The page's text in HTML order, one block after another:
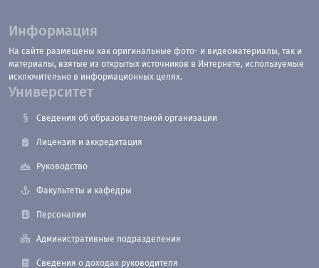
Информация
На сайте размещены как оригинальные фото- и видеоматериалы, так и
материалы, взятые из открытых источников в Интернете, используемые
исключительно в информационных целях.
Университет
Сведения об образовательной организации
Лицензия и аккредитация
Руководство
Факультеты и кафедры
Персоналии
Административные подразделения
Сведения о доходах руководителя